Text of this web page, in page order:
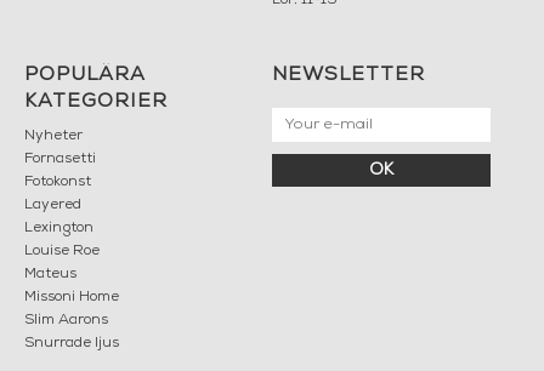
POPULÄRA
KATEGORIER
Nyheter
Fornasetti
Fotokonst
Layered
Lexington
Louise Roe
Mateus
Missoni Home
Slim Aarons
Snurrade ljus
NEWSLETTER
OK